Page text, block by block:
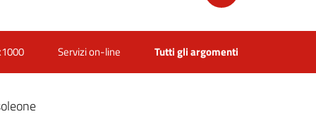
Servizi on-line Tutti gli argomenti